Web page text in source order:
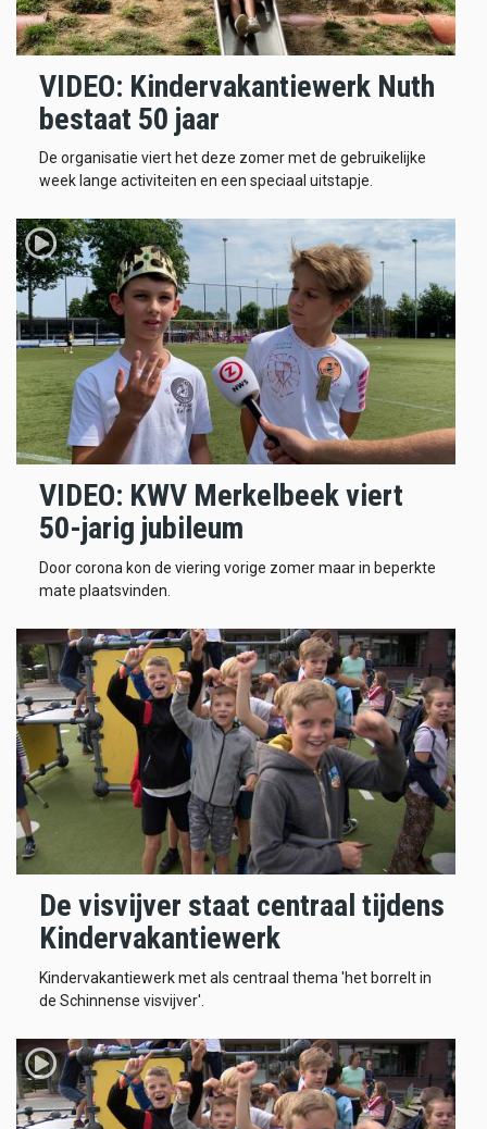
VIDEO: Kindervakantiewerk Nuth
bestaat 50 jaar
De organisatie viert het deze zomer met de gebruikelijke
week lange activiteiten en een speciaal uitstapje.
VIDEO: KWV Merkelbeek viert
50-jarig jubileum
Door corona kon de viering vorige zomer maar in beperkte
mate plaatsvinden.
De visvijver staat centraal tijdens
Kindervakantiewerk
Kindervakantiewerk met als centraal thema 'het borrelt in
de Schinnense visvijver'.